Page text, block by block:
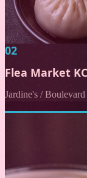
02
Flea Market KC
Jardine's /